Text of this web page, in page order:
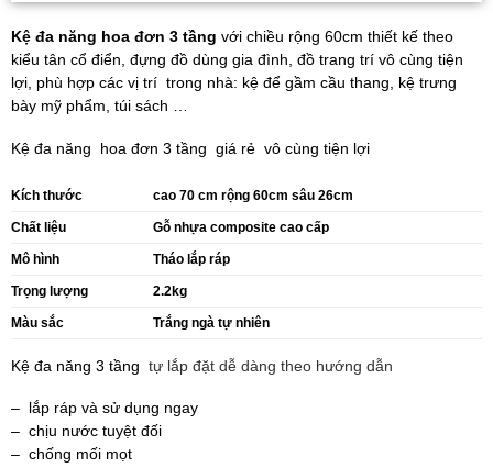
Kệ đa năng hoa đơn 3 tầng với chiều rộng 60cm thiết kế theo
kiểu tân cổ điển, đựng đồ dùng gia đình, đồ trang trí vô cùng tiện
lợi, phù hợp các vị trí trong nhà: kệ để gầm cầu thang, kệ trưng
bày mỹ phẩm, túi sách …
Kệ đa năng hoa đơn 3 tầng giá rẻ vô cùng tiện lợi
Kích thước cao 70 cm rộng 60cm sâu 26cm
Chất liệu Gỗ nhựa composite cao cấp
Mô hình Tháo lắp ráp
Trọng lượng 2.2kg
Màu sắc Trắng ngà tự nhiên
Kệ đa năng 3 tầng tự lắp đặt dễ dàng theo hướng dẫn
– lắp ráp và sử dụng ngay
– chịu nước tuyệt đối
– chống mối mọt